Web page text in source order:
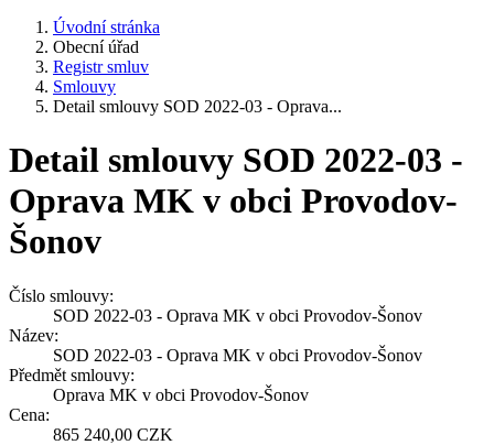
Úvodní stránka
Obecní úřad
Registr smluv
Smlouvy
Detail smlouvy SOD 2022-03 - Oprava...
Detail smlouvy SOD 2022-03 -
Oprava MK v obci Provodov-
Šonov
Číslo smlouvy:
SOD 2022-03 - Oprava MK v obci Provodov-Šonov
Název:
SOD 2022-03 - Oprava MK v obci Provodov-Šonov
Předmět smlouvy:
Oprava MK v obci Provodov-Šonov
Cena:
865 240,00 CZK